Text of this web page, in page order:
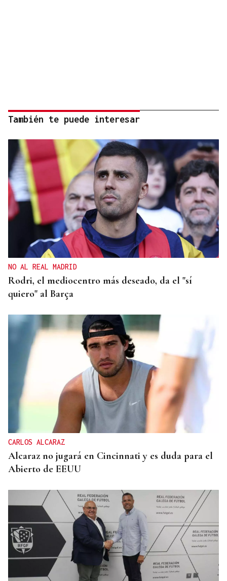
También te puede interesar
NO AL REAL MADRID
Rodri, el mediocentro más deseado, da el "sí
quiero" al Barça
CARLOS ALCARAZ
Alcaraz no jugará en Cincinnati y es duda para el
Abierto de EEUU